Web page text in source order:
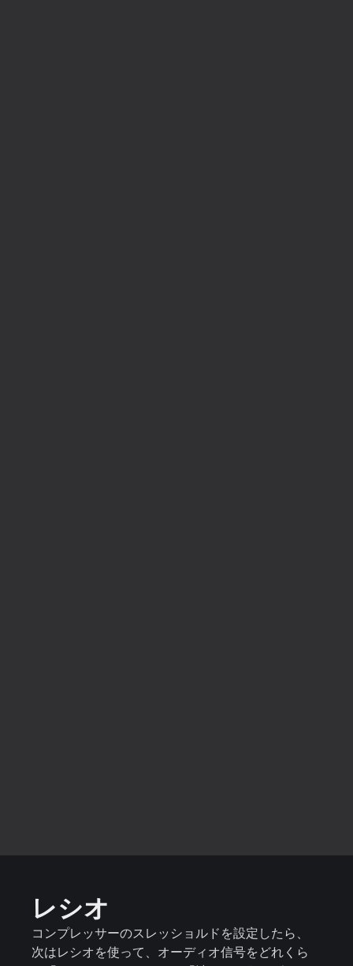
レシオ
コンプレッサーのスレッショルドを設定したら、
次はレシオを使って、オーディオ信号をどれくら